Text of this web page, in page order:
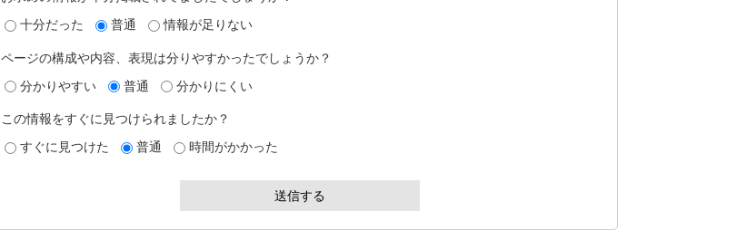
十分だった
普通 情報が足りない
ページの構成や内容、表現は分りやすかったでしょうか？
分かりやすい
普通 分かりにくい
この情報をすぐに見つけられましたか？
すぐに見つけた
普通 時間がかかった